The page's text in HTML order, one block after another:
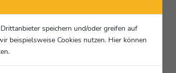
speichern und/oder greifen auf
beispielsweise Cookies nutzen. Hier können